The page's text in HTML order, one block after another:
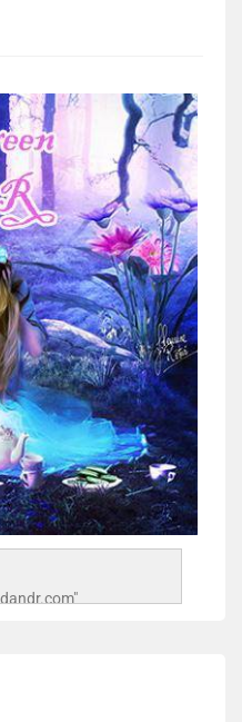
n.jpg"
/></a>